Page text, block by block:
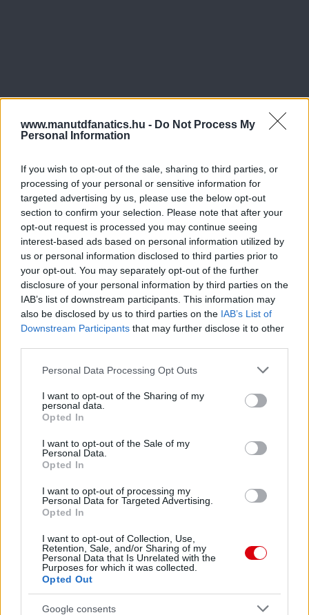
www.manutdfanatics.hu - Do Not Process My
Personal Information
If you wish to opt-out of the sale, sharing to third parties, or
processing of your personal or sensitive information for
targeted advertising by us, please use the below opt-out
section to confirm your selection. Please note that after your
opt-out request is processed you may continue seeing
interest-based ads based on personal information utilized by
us or personal information disclosed to third parties prior to
your opt-out. You may separately opt-out of the further
disclosure of your personal information by third parties on the
IAB’s list of downstream participants. This information may
also be disclosed by us to third parties on the IAB’s List of
Downstream Participants that may further disclose it to other
Please note that this website/app uses one or more Google
not limited to your visit or usage behaviour. You may click to
grant or deny consent to Google and its third-party tags to
use your data for below specified purposes in below Google
consent section.
Personal Data Processing Opt Outs
I want to opt-out of the Sharing of my
personal data.
Opted In
I want to opt-out of the Sale of my
Personal Data.
Opted In
I want to opt-out of processing my
Personal Data for Targeted Advertising.
Opted In
I want to opt-out of Collection, Use,
Retention, Sale, and/or Sharing of my
Personal Data that Is Unrelated with the
Purposes for which it was collected.
Opted Out
Google consents
Meccs Center
Paris Saint-Germain
Manchester United
Felkészülési szezon 4. mérkőzés
Nya Ullevi, Göteborg
2026-08-08 17:00
Leeds United vs Manchester United